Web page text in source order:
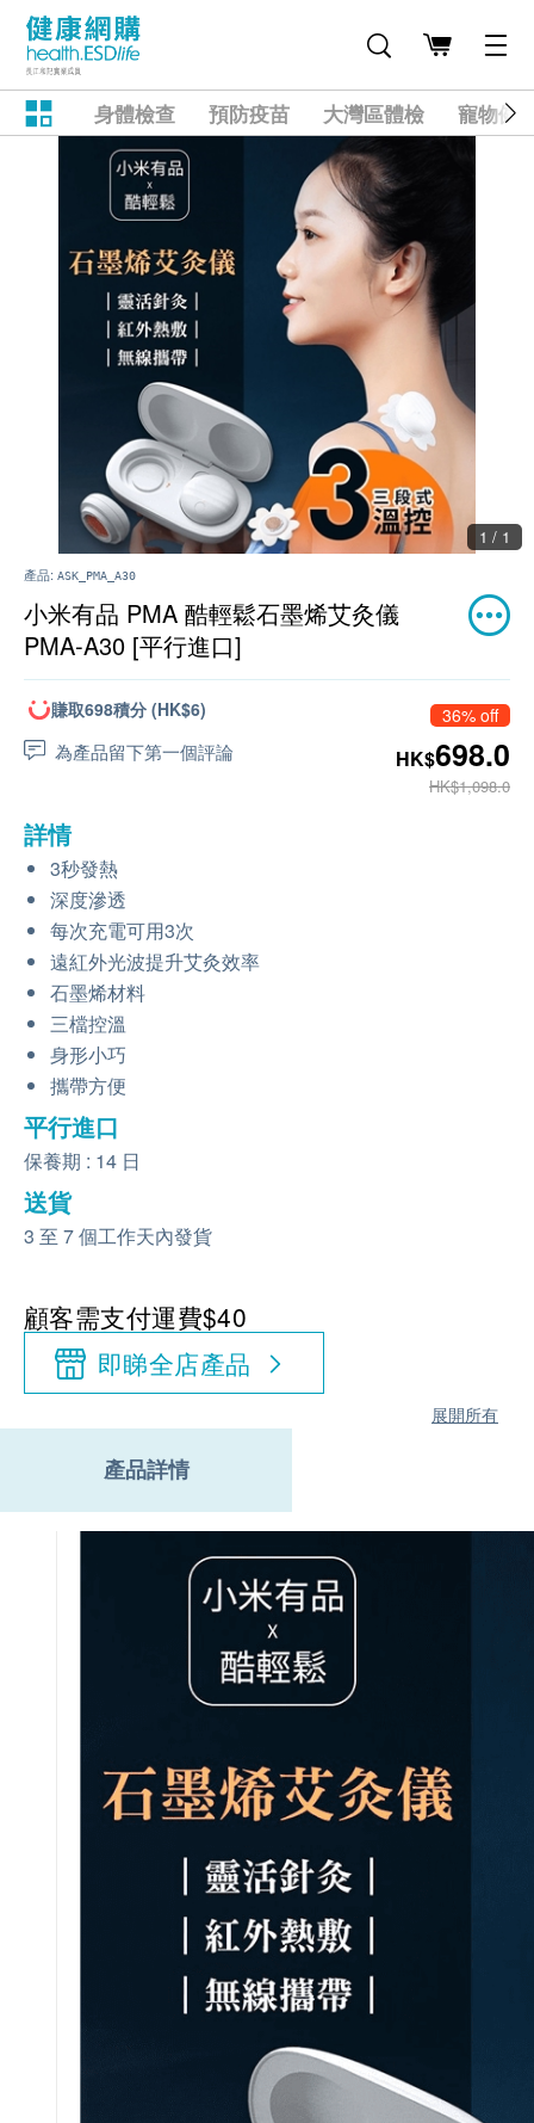
身體檢查 預防疫苗 大灣區體檢 寵物健
1 / 1
產品: ASK_PMA_A30
小米有品 PMA 酷輕鬆石墨烯艾灸儀
PMA-A30 [平行進口]
賺取698積分 (HK$6)
為產品留下第一個評論
36% off
HK$698.0
HK$1,098.0
詳情
3秒發熱
深度滲透
每次充電可用3次
遠紅外光波提升艾灸效率
石墨烯材料
三檔控溫
身形小巧
攜帶方便
平行進口
保養期 : 14 日
送貨
3 至 7 個工作天內發貨
顧客需支付運費$40
即睇全店產品
展開所有
產品詳情